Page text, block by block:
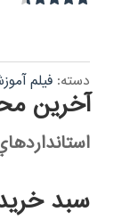
دسته: فیلم
آخرین
سبد